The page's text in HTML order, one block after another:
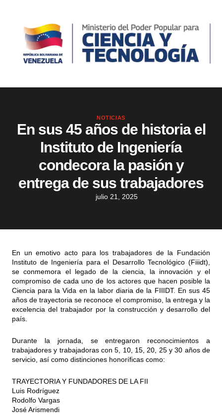
NOTICIAS
En sus 45 años de historia el
Instituto de Ingeniería
condecora la pasión y
entrega de sus trabajadores
julio 21, 2025
En un emotivo acto para los trabajadores de la Fundación
Instituto de Ingeniería para el Desarrollo Tecnológico (Fiiidt),
se conmemora el legado de la ciencia, la innovación y el
compromiso de cada uno de los actores que hacen posible la
Ciencia para la Vida en la labor diaria de la FIIIDT. En sus 45
años de trayectoria se reconoce el compromiso, la entrega y la
excelencia del trabajador por la construcción y desarrollo del
país.
Durante la jornada, se entregaron reconocimientos a
trabajadores y trabajadoras con 5, 10, 15, 20, 25 y 30 años de
servicio, así como distinciones honoríficas como:
TRAYECTORIA Y FUNDADORES DE LA FII
Luis Rodríguez
Rodolfo Vargas
José Arismendi